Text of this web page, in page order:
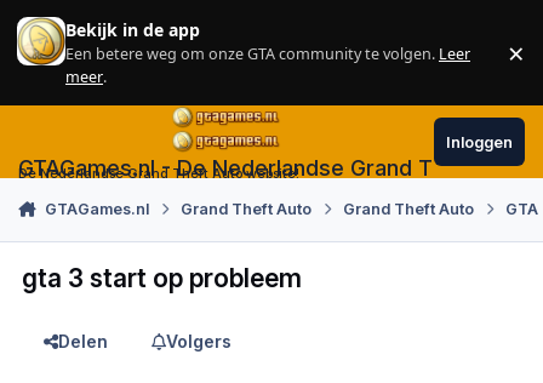
Skip to content
Bekijk in de app
Een betere weg om onze GTA community te volgen. Leer
meer.
×
GTAGames.nl - De Nederlandse Grand Theft Auto
De Nederlandse Grand Theft Auto website!
Inloggen
GTAGames.nl Grand Theft Auto Grand Theft Auto
gta 3 start op probleem
Delen Volgers